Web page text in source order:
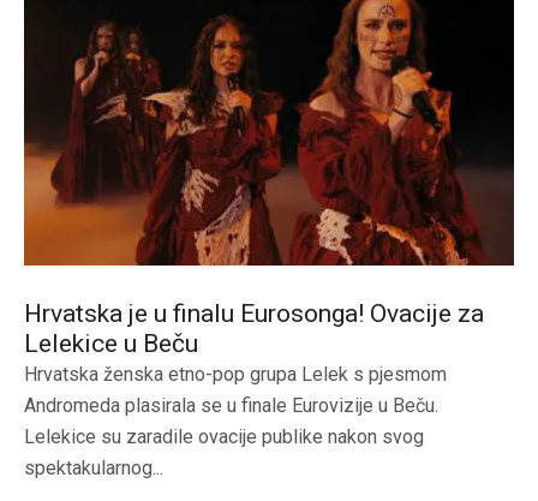
Hrvatska je u finalu Eurosonga! Ovacije za
Lelekice u Beču
Hrvatska ženska etno-pop grupa Lelek s pjesmom
Andromeda plasirala se u finale Eurovizije u Beču.
Lelekice su zaradile ovacije publike nakon svog
spektakularnog...